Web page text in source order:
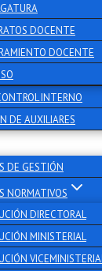
DOCENTE
DOCENTE
INTERNO
DE AUXILIARES
DE GESTIÓN
NORMATIVOS
DIRECTORAL
MINISTERIAL